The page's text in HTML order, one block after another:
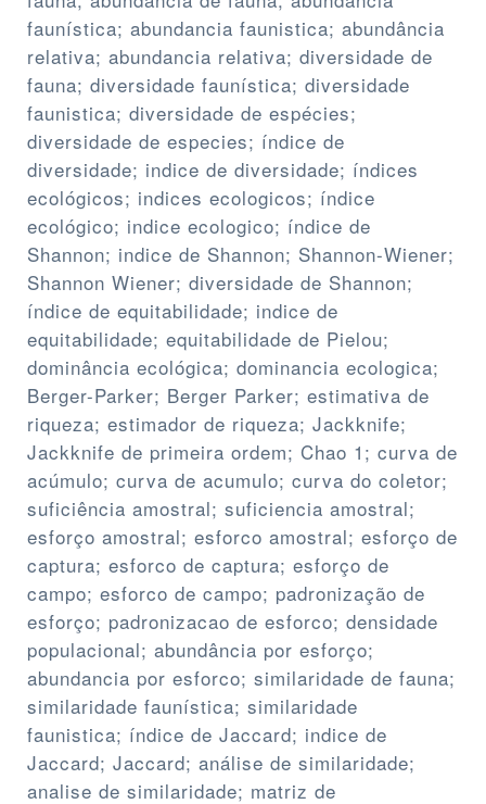
faunística; abundancia faunistica; abundância
relativa; abundancia relativa; diversidade de
fauna; diversidade faunística; diversidade
faunistica; diversidade de espécies;
diversidade de especies; índice de
diversidade; indice de diversidade; índices
ecológicos; indices ecologicos; índice
ecológico; indice ecologico; índice de
Shannon; indice de Shannon; Shannon-Wiener;
Shannon Wiener; diversidade de Shannon;
índice de equitabilidade; indice de
equitabilidade; equitabilidade de Pielou;
dominância ecológica; dominancia ecologica;
Berger-Parker; Berger Parker; estimativa de
riqueza; estimador de riqueza; Jackknife;
Jackknife de primeira ordem; Chao 1; curva de
acúmulo; curva de acumulo; curva do coletor;
suficiência amostral; suficiencia amostral;
esforço amostral; esforco amostral; esforço de
captura; esforco de captura; esforço de
campo; esforco de campo; padronização de
esforço; padronizacao de esforco; densidade
populacional; abundância por esforço;
abundancia por esforco; similaridade de fauna;
similaridade faunística; similaridade
faunistica; índice de Jaccard; indice de
Jaccard; Jaccard; análise de similaridade;
analise de similaridade; matriz de